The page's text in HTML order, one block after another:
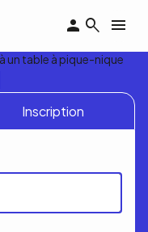
Inscription